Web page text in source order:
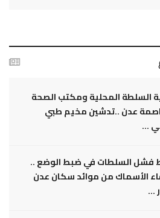
السلطة المحلية ومكتب الصحة
عدن ..تدشين مخيم طبي
...
السلطات في ضبط الوضع ..
الأسماك من موائد سكان عدن
...